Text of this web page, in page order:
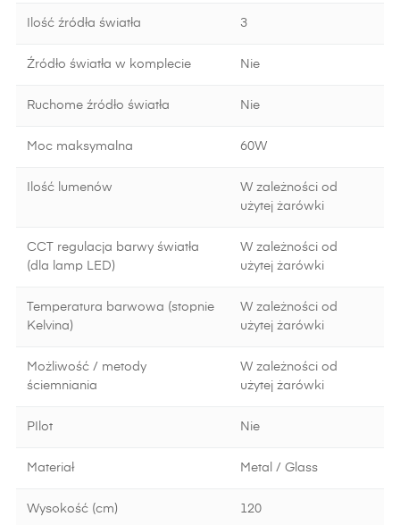
Ilość źródła światła 3
Źródło światła w komplecie Nie
Ruchome źródło światła Nie
Moc maksymalna 60W
Ilość lumenów
W zależności od
użytej żarówki
CCT regulacja barwy światła
(dla lamp LED)
W zależności od
użytej żarówki
Temperatura barwowa (stopnie
Kelvina)
W zależności od
użytej żarówki
Możliwość / metody
ściemniania
W zależności od
użytej żarówki
PIlot Nie
Materiał Metal / Glass
Wysokość (cm) 120